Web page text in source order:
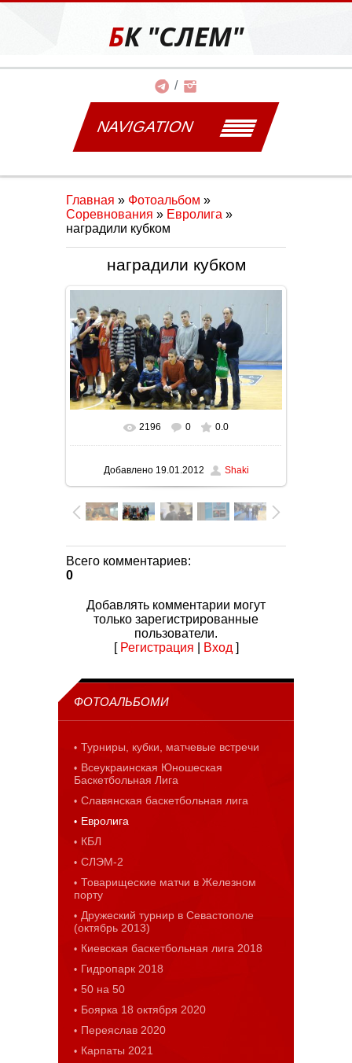
БК "СЛЕМ"
NAVIGATION
Главная » Фотоальбом »
Соревнования » Евролига »
наградили кубком
наградили кубком
В реальном размере 1600x900
2196 0 0.0
Добавлено19.01.2012 Shaki
Всего комментариев:
0
Добавлять комментарии могут
только зарегистрированные
пользователи.
[ Регистрация Вход ]
ФОТОАЛЬБОМИ
Турниры, кубки, матчевые встречи
Всеукраинская Юношеская
Баскетбольная Лига
Славянская баскетбольная лига
Евролига
КБЛ
СЛЭМ-2
Товарищеские матчи в Железном
порту
Дружеский турнир в Севастополе
(октябрь 2013)
Киевская баскетбольная лига 2018
Гидропарк 2018
50 на 50
Боярка 18 октября 2020
Переяслав 2020
Карпаты 2021